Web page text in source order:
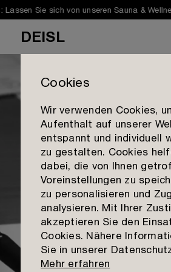
Sie sich von unseren Sauna &
DEISL
Sauna
Infrarot
Dampfbad
Planung & Beratung
Outlet
Galerie
Showcases
Materialien
Mission
Qualität
Team
Kontakt aufnehmen
Standorte
Sauna
Planung
Cookies
Wir verwenden Cookies,
Aufenthalt auf unserer
entspannt und individuell
zu gestalten. Cookies
dabei, die von Ihnen
Voreinstellungen zu
zu personalisieren und
analysieren. Mit Ihrer
akzeptieren Sie den
Cookies. Nähere
Sie in unserer
Mehr erfahren